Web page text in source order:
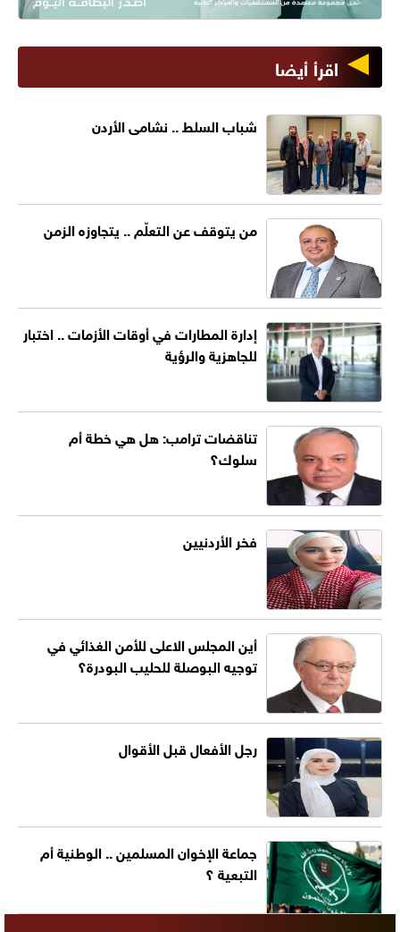
اقرأ أيضا
شباب السلط .. نشامى الأردن
من يتوقف عن التعلّم .. يتجاوزه الزمن
إدارة المطارات في أوقات الأزمات .. اختبار
للجاهزية والرؤية
تناقضات ترامب: هل هي خطة أم
سلوك؟
فخر الأردنيين
أين المجلس الاعلى للأمن الغذائي في
توجيه البوصلة للحليب البودرة؟
رجل الأفعال قبل الأقوال
جماعة الإخوان المسلمين .. الوطنية أم
التبعية ؟